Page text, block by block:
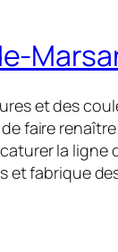
et des
faire
la
et fabrique